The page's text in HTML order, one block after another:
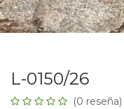
L-0150/26
(0 reseña)